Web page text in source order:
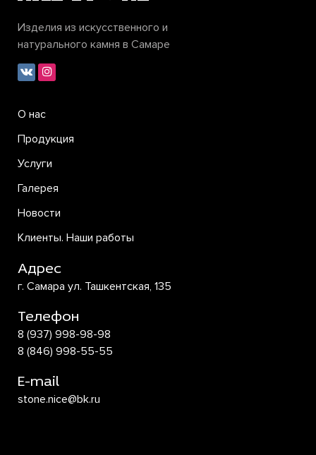
Изделия из искусственного и
натурального камня в Самаре
О нас
Продукция
Услуги
Галерея
Новости
Клиенты. Наши работы
Адрес
г. Самара ул. Ташкентская, 135
Телефон
8 (937) 998-98-98
8 (846) 998-55-55
E-mail
stone.nice@bk.ru